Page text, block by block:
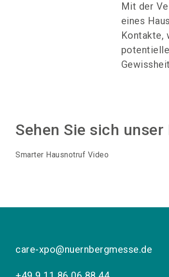
Mit der
eines
Kontakte,
Sehen Sie sich
Smarter Hausnotruf Video
care-xpo@nuernbergmesse.de